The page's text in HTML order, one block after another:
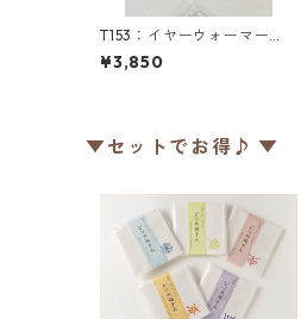
T153：イヤーウォーマー
（M）／津田命子デザインア
イヌ文様編み込みイヤーウ
¥3,850
▼セットでお得♪ ▼